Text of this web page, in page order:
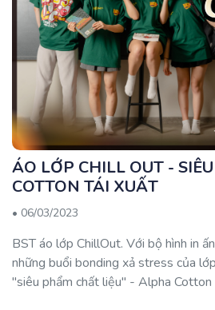
ÁO LỚP CHILL OUT -
COTTON TÁI XUẤT
• 06/03/2023
BST áo lớp ChillOut. Với bộ hình in
những buổi bonding xả stress của
"siêu phẩm chất liệu" - Alpha